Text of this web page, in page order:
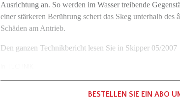
Ausrichtung an. So werden im Wasser treibende
einer stärkeren Berührung schert das Skeg unterhalb
Schäden am Antrieb.
Den ganzen Technikbericht lesen Sie in Skipper 05/2007
BESTELLEN SIE EIN ABO